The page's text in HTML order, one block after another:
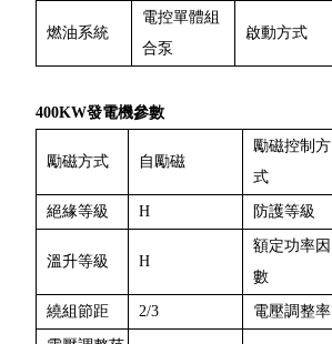
燃油系統
電控單體組
合泵
啟動方式
400KW發電機參數
勵磁方式 自勵磁
勵磁控制方
式
絕緣等級 H 防護等級
溫升等級 H
額定功率因
數
繞組節距 2/3 電壓調整率